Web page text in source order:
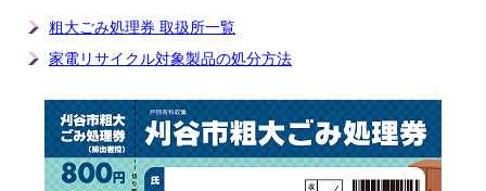
粗大ごみ処理券 取扱所一覧
家電リサイクル対象製品の処分方法